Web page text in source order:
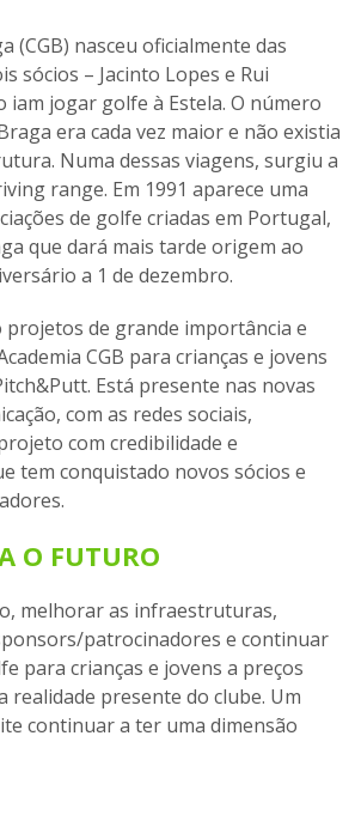
(CGB) nasceu oficialmente das
sócios – Jacinto Lopes e Rui
iam jogar golfe à Estela. O número
era cada vez maior e não existia
Numa dessas viagens, surgiu a
range. Em 1991 aparece uma
de golfe criadas em Portugal,
que dará mais tarde origem ao
a 1 de dezembro.
projetos de grande importância e
CGB para crianças e jovens
Está presente nas novas
com as redes sociais,
com credibilidade e
tem conquistado novos sócios e
O FUTURO
melhorar as infraestruturas,
patrocinadores e continuar
para crianças e jovens a preços
realidade presente do clube. Um
continuar a ter uma dimensão